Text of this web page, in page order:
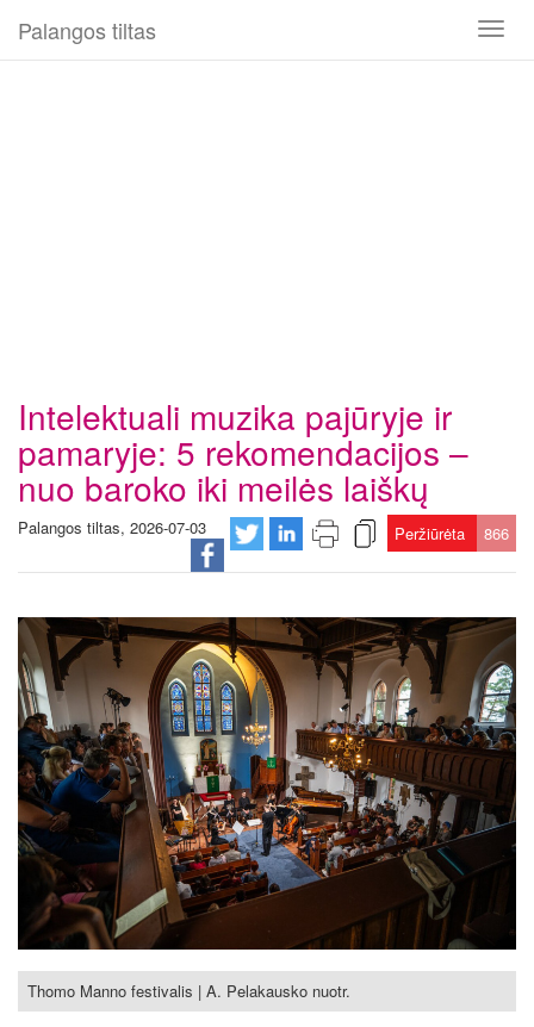
Toggle
Palangos tiltas
Intelektuali muzika pajūryje ir
pamaryje: 5 rekomendacijos –
nuo baroko iki meilės laiškų
Palangos tiltas, 2026-07-03 Peržiūrėta 866
Thomo Manno festivalis | A. Pelakausko nuotr.